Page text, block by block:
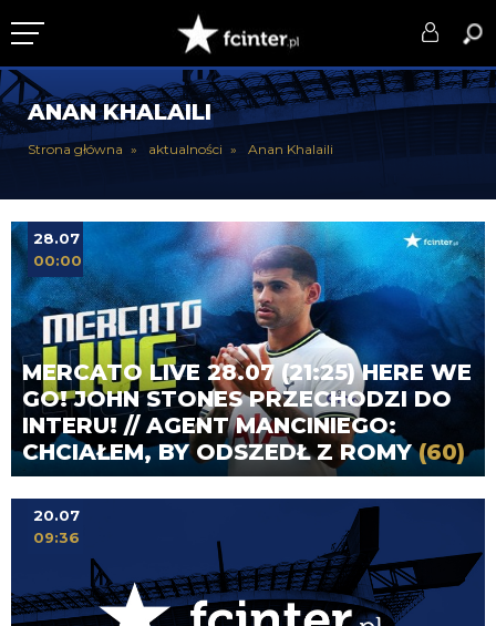
KLUB
DRUŻYNA
PUCHARY
DLA TIFOSICH
SERWIS
ANAN KHALAILI
Strona główna aktualności Anan Khalaili
MERCATO LIVE 28.07 (21:25) HERE WE
GO! JOHN STONES PRZECHODZI DO
INTERU! // AGENT MANCINIEGO:
CHCIAŁEM, BY ODSZEDŁ Z ROMY(60)
28.07
00:00
20.07
09:36